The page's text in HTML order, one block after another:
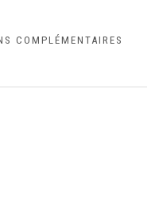
COMPLÉMENTAIRES